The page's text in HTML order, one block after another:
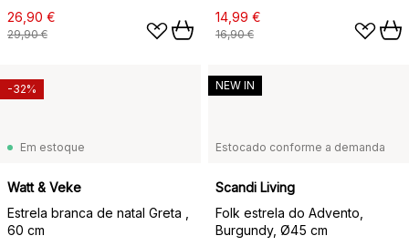
26,90 €
29,90 €
14,99 €
16,90 €
Em estoque
Watt & Veke
Estrela branca de natal Greta ,
60 cm
-32%
Estocado conforme a demanda
Scandi Living
Folk estrela do Advento,
Burgundy, Ø45 cm
NEW IN